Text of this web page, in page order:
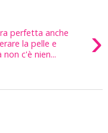
›
perfetta anche
la pelle e
c'è nien...